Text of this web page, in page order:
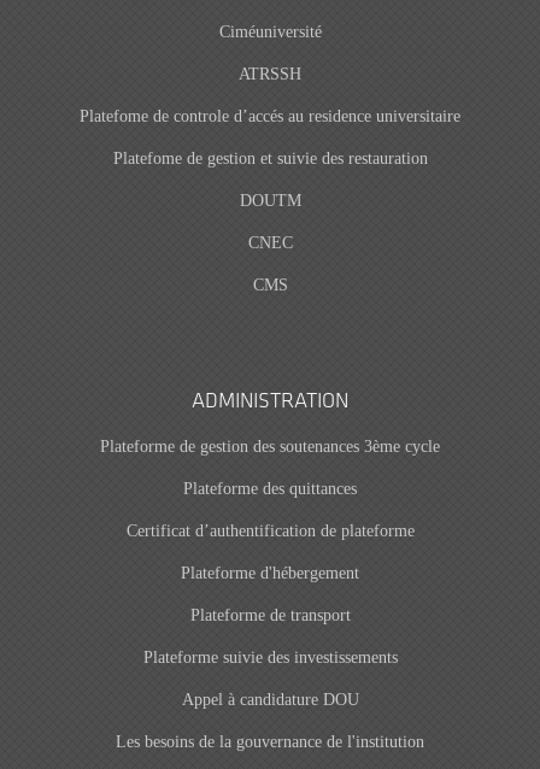
Ciméuniversité
ATRSSH
Platefome de controle d’accés au residence universitaire
Platefome de gestion et suivie des restauration
DOUTM
CNEC
CMS
ADMINISTRATION
Plateforme de gestion des soutenances 3ème cycle
Plateforme des quittances
Certificat d’authentification de plateforme
Plateforme d'hébergement
Plateforme de transport
Plateforme suivie des investissements
Appel à candidature DOU
Les besoins de la gouvernance de l'institution